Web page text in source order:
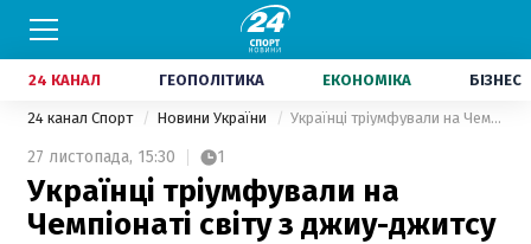
24 КАНАЛ ГЕОПОЛІТИКА ЕКОНОМІКА БІЗНЕС
24 канал Спорт Новини України Українці тріумфували на Чемпіонаті світу з джиу-джитсу
27 листопада, 15:30 1
Українці тріумфували на
Чемпіонаті світу з джиу-джитсу